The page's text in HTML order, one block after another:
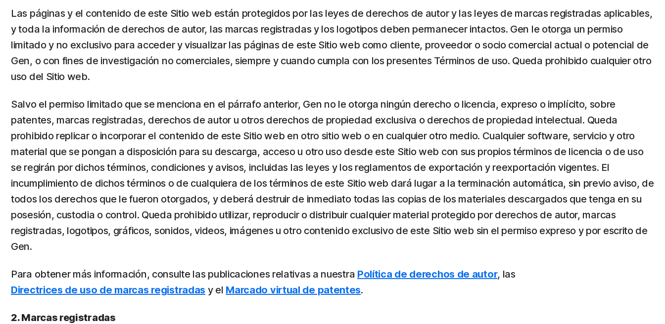
Las páginas y el contenido de este Sitio web están protegidos por las leyes de derechos de autor y las leyes de marcas registradas aplicables,
y toda la información de derechos de autor, las marcas registradas y los logotipos deben permanecer intactos. Gen le otorga un permiso
limitado y no exclusivo para acceder y visualizar las páginas de este Sitio web como cliente, proveedor o socio comercial actual o potencial de
Gen, o con fines de investigación no comerciales, siempre y cuando cumpla con los presentes Términos de uso. Queda prohibido cualquier otro
uso del Sitio web.
Salvo el permiso limitado que se menciona en el párrafo anterior, Gen no le otorga ningún derecho o licencia, expreso o implícito, sobre
patentes, marcas registradas, derechos de autor u otros derechos de propiedad exclusiva o derechos de propiedad intelectual. Queda
prohibido replicar o incorporar el contenido de este Sitio web en otro sitio web o en cualquier otro medio. Cualquier software, servicio y otro
material que se pongan a disposición para su descarga, acceso u otro uso desde este Sitio web con sus propios términos de licencia o de uso
se regirán por dichos términos, condiciones y avisos, incluidas las leyes y los reglamentos de exportación y reexportación vigentes. El
incumplimiento de dichos términos o de cualquiera de los términos de este Sitio web dará lugar a la terminación automática, sin previo aviso, de
todos los derechos que le fueron otorgados, y deberá destruir de inmediato todas las copias de los materiales descargados que tenga en su
posesión, custodia o control. Queda prohibido utilizar, reproducir o distribuir cualquier material protegido por derechos de autor, marcas
registradas, logotipos, gráficos, sonidos, videos, imágenes u otro contenido exclusivo de este Sitio web sin el permiso expreso y por escrito de
Gen.
Para obtener más información, consulte las publicaciones relativas a nuestra Política de derechos de autor, las
Directrices de uso de marcas registradas y el Marcado virtual de patentes.
2. Marcas registradas